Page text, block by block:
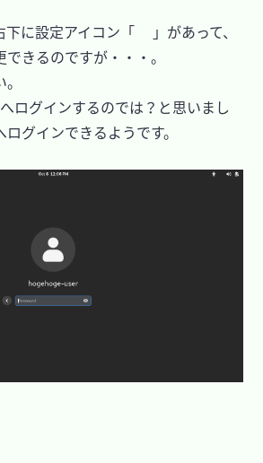
に設定アイコン「
」があって、
きるのですが・・・。
へログインするのでは？と思いまし
グインできるようです。